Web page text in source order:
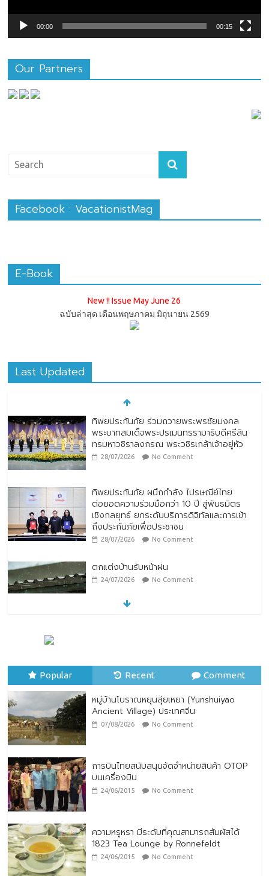
00:00 00:15
Our Partners
Facebook : VacationistMag
E-Book
New !! Issue May June 26
ฉบับล่าสุด เดือนพฤษภาคม มิถุนายน 2569
Last Updated
ทิพยประกันภัย ร่วมถวายพระพรชัยมงคล
พระบาทสมเด็จพระปรเมนทรรามาธิบดีศรีสิน
ทรมหาวชิราลงกรณ พระวชิรเกล้าเจ้าอยู่หัว
28/07/2026 No Comment
ทิพยประกันภัย ผนึกกำลัง ไปรษณีย์ไทย
ต่อยอดความร่วมมือกว่า 10 ปี สู่พันธมิตร
เชิงกลยุทธ์ ยกระดับบริการดิจิทัลและการเข้า
ถึงประกันภัยเพื่อประชาชน
28/07/2026 No Comment
ตกแต่งบ้านรับหน้าฝน
24/07/2026 No Comment
Popular Recent Comment
หมู่บ้านโบราณหยุนสุ่ยเหยา (Yunshuiyao
Ancient Village) ประเทศจีน
07/08/2026 No Comment
การบินไทยสนับสนุนจัดจำหน่ายสินค้า OTOP
บนเครื่องบิน
24/06/2015 No Comment
ความหรูหรา มีระดับที่คุณสามารถสัมผัสได้
1823 Tea Lounge by Ronnefeldt
24/06/2015 No Comment